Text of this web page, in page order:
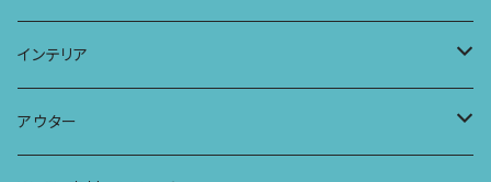
三つ編み紐
トップス
KIDS Tシャツ
KIDS ロングスリーブトップス
PCケース
マルシェバッグ
インテリア
カーテン
アウター